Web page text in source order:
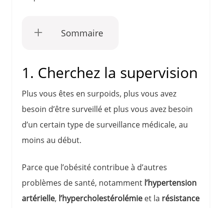
Sommaire
1. Cherchez la supervision
Plus vous êtes en surpoids, plus vous avez
besoin d’être surveillé et plus vous avez besoin
d’un certain type de surveillance médicale, au
moins au début.
Parce que l’obésité contribue à d’autres
problèmes de santé, notamment l’hypertension
artérielle, l’hypercholestérolémie et la résistance